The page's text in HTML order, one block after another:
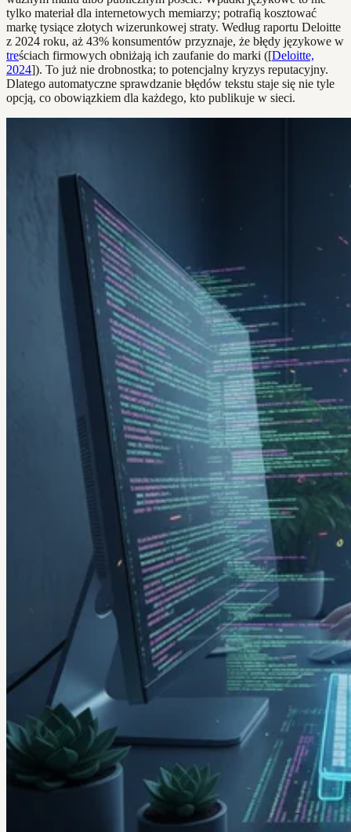
tylko materiał dla internetowych memiarzy; potrafią kosztować
markę tysiące złotych wizerunkowej straty. Według raportu Deloitte
z 2024 roku, aż 43% konsumentów przyznaje, że błędy językowe w
treściach firmowych obniżają ich zaufanie do marki ([Deloitte,
2024]). To już nie drobnostka; to potencjalny kryzys reputacyjny.
Dlatego automatyczne sprawdzanie błędów tekstu staje się nie tyle
opcją, co obowiązkiem dla każdego, kto publikuje w sieci.